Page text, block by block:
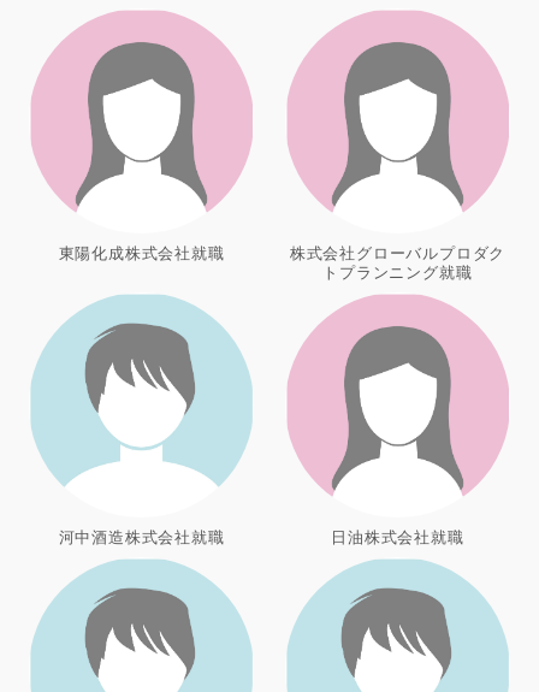
東陽化成株式会社就職
株式会社グローバルプロダク
トプランニング就職
河中酒造株式会社就職 日油株式会社就職